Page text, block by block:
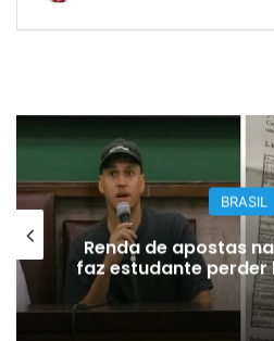
BRASIL
Renda de apostas
faz estudante perder